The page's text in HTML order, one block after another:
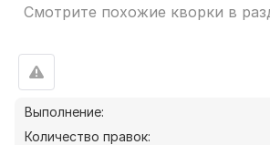
Смотрите похожие кворки в
Выполнение:
Количество правок: